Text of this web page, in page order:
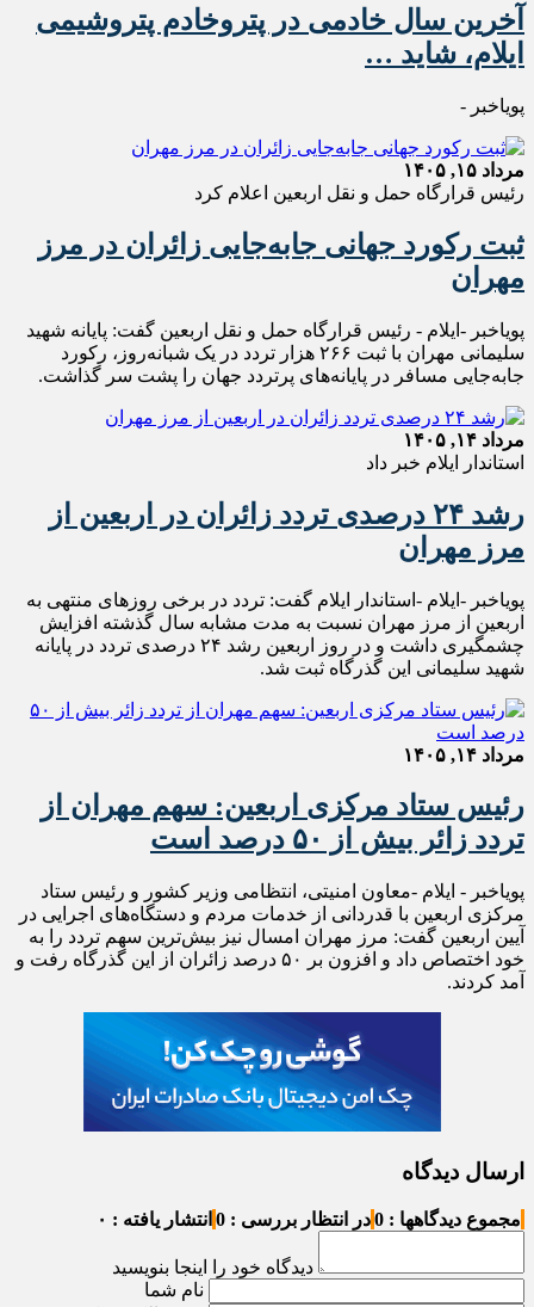
آخرین سال خادمی در پتروخادم پتروشیمی
ایلام، شاید …
پویاخبر -
مرداد ۱۵, ۱۴۰۵
رئیس قرارگاه حمل و نقل اربعین اعلام کرد
ثبت رکورد جهانی جابه‌جایی زائران در مرز
مهران
پویاخبر -ایلام - رئیس قرارگاه حمل‌ و نقل اربعین گفت: پایانه شهید
سلیمانی مهران با ثبت ۲۶۶ هزار تردد در یک شبانه‌روز، رکورد
جابه‌جایی مسافر در پایانه‌های پرتردد جهان را پشت سر گذاشت.
مرداد ۱۴, ۱۴۰۵
استاندار ایلام خبر داد
رشد ۲۴ درصدی تردد زائران در اربعین از
مرز مهران
پویاخبر -ایلام -استاندار ایلام گفت: تردد در برخی روزهای منتهی به
اربعین از مرز مهران نسبت به مدت مشابه سال گذشته افزایش
چشمگیری داشت و در روز اربعین رشد ۲۴ درصدی تردد در پایانه
شهید سلیمانی این گذرگاه ثبت شد.
مرداد ۱۴, ۱۴۰۵
رئیس ستاد مرکزی اربعین: سهم مهران از
تردد زائر بیش از ۵۰ درصد است
پویاخبر - ایلام -معاون امنیتی، انتظامی وزیر کشور و رئیس ستاد
مرکزی اربعین با قدردانی از خدمات مردم و دستگاه‌های اجرایی در
آیین اربعین گفت: مرز مهران امسال نیز بیش‌ترین سهم تردد را به
خود اختصاص داد و افزون بر ۵۰ درصد زائران از این گذرگاه رفت و
آمد کردند.
ارسال دیدگاه
مجموع دیدگاهها : 0 در انتظار بررسی : 0 انتشار یافته : ۰
دیدگاه خود را اینجا بنویسید
نام شما